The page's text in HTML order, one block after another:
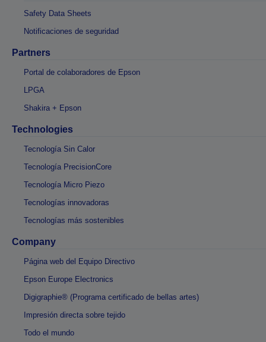
Safety Data Sheets
Notificaciones de seguridad
Partners
Portal de colaboradores de Epson
LPGA
Shakira + Epson
Technologies
Tecnología Sin Calor
Tecnología PrecisionCore
Tecnología Micro Piezo
Tecnologías innovadoras
Tecnologías más sostenibles
Company
Página web del Equipo Directivo
Epson Europe Electronics
Digigraphie® (Programa certificado de bellas artes)
Impresión directa sobre tejido
Todo el mundo